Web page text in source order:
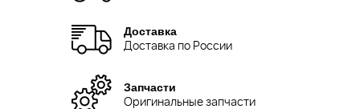
Доставка
Доставка по России
Запчасти
Оригинальные запчасти